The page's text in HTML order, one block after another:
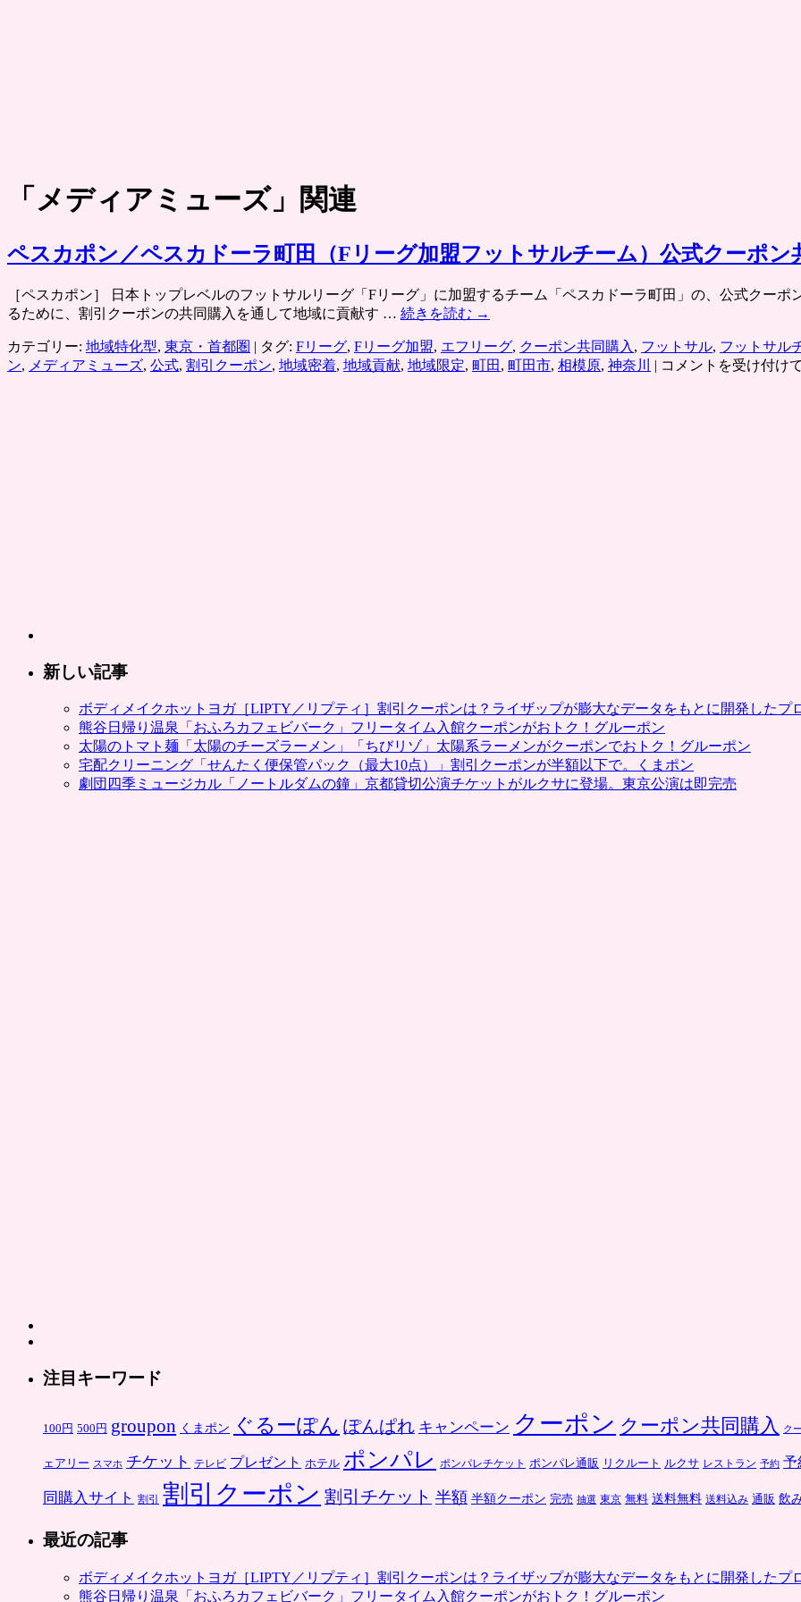
「 メディアミューズ」関連
ペスカポン／ペスカドーラ町田（Fリーグ加盟フットサルチーム）公式クーポン
［ペスカポン］ 日本トップレベルのフットサルリーグ「Fリーグ」に加盟するチーム「ペスカドーラ町田」の、公式クー
るために、割引クーポンの共同購入を通して地域に貢献す … 続きを読む →
カテゴリー: 地域特化型, 東京・首都圏 | タグ: Fリーグ, Fリーグ加盟, エフリーグ, クーポン共同購入 , フットサル, フットサル
ン, メディアミューズ, 公式, 割引クーポン, 地域密着, 地域貢献, 地域限定, 町田 , 町田市, 相模原, 神奈川 | ペ
加
盟
フ
ッ
ト
サ
コメントを受け付け
新しい記事
ボディメイクホットヨガ［LIPTY／リプティ］割引クーポンは？ライザップが膨大なデータをもとに開発したプ
熊谷日帰り温泉「おふろカフェビバーク」フリータイム入館クーポンがおトク！グルーポン
太陽のトマト麺「太陽のチーズラーメン」「ちびリゾ」太陽系ラーメンがクーポンでおトク！グルーポン
宅配クリーニング「せんたく便保管パック（最大10点）」割引クーポンが半額以下で。くまポン
劇団四季ミュージカル「ノートルダムの鐘」京都貸切公演チケットがルクサに登場。東京公演は即完売
注目キーワード
100円 500円 groupon くまポン ぐるーぽん ぽんぱれ キャンペーン クーポン クーポン共同購入 ク
ェアリー スマホ チケット テレビ プレゼント ホテル ポンパレ ポンパレチケット ポンパレ通販 リクルート ルクサ レストラン 予約 予
同購入サイト 割引 割引クーポン 割引チケット 半額 半額クーポン 完売 抽選 東京 無料 送料無料 送料込み 通販 飲
最近の記事
ボディメイクホットヨガ［LIPTY／リプティ］割引クーポンは？ライザップが膨大なデータをもとに開発したプ
熊谷日帰り温泉「おふろカフェビバーク」フリータイム入館クーポンがおトク！グルーポン